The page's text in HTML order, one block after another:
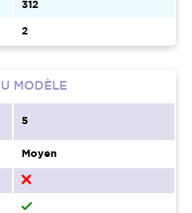
312
2
MODÈLE
5
Moyen